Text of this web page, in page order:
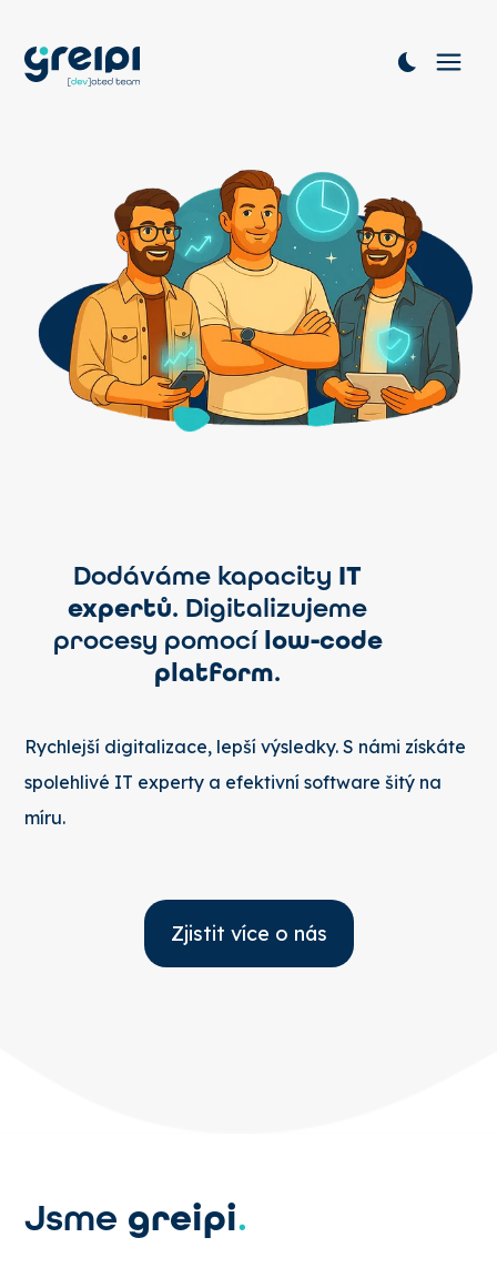
Dodáváme kapacity IT
expertů. Digitalizujeme
procesy pomocí low-code
platform.
Rychlejší digitalizace, lepší výsledky. S námi získáte
spolehlivé IT experty a efektivní software šitý na
míru.
Zjistit více o nás
Jsme greipi.